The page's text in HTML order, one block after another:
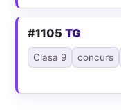
#1105TG
Clasa 9 concurs